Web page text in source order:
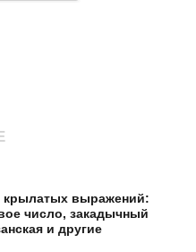
крылатых выражений:
число, закадычный
и другие